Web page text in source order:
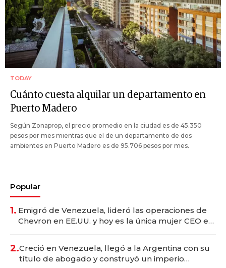
TODAY
Cuánto cuesta alquilar un departamento en
Puerto Madero
Según Zonaprop, el precio promedio en la ciudad es de 45.350
pesos por mes mientras que el de un departamento de dos
ambientes en Puerto Madero es de 95.706 pesos por mes.
Popular
1. Emigró de Venezuela, lideró las operaciones de
Chevron en EE.UU. y hoy es la única mujer CEO en
2.Creció en Venezuela, llegó a la Argentina con su
título de abogado y construyó un imperio